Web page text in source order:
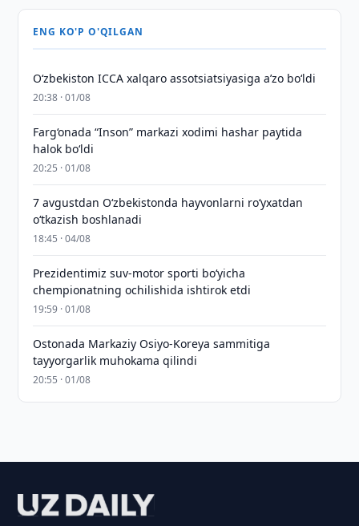
ENG KO'P O'QILGAN
O‘zbekiston ICCA xalqaro assotsiatsiyasiga aʼzo bo‘ldi
20:38 · 01/08
Farg‘onada “Inson” markazi xodimi hashar paytida
halok bo‘ldi
20:25 · 01/08
7 avgustdan O‘zbekistonda hayvonlarni ro‘yxatdan
o‘tkazish boshlanadi
18:45 · 04/08
Prezidentimiz suv-motor sporti bo‘yicha
chempionatning ochilishida ishtirok etdi
19:59 · 01/08
Ostonada Markaziy Osiyo-Koreya sammitiga
tayyorgarlik muhokama qilindi
20:55 · 01/08